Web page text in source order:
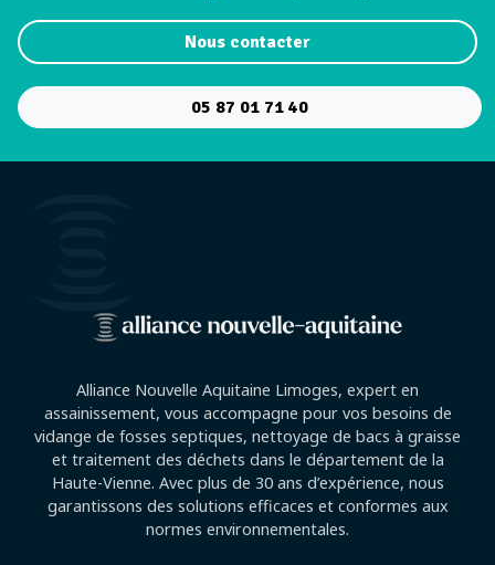
Nous contacter
05 87 01 71 40
Alliance Nouvelle Aquitaine Limoges, expert en
assainissement, vous accompagne pour vos besoins de
vidange de fosses septiques, nettoyage de bacs à graisse
et traitement des déchets dans le département de la
Haute-Vienne. Avec plus de 30 ans d’expérience, nous
garantissons des solutions efficaces et conformes aux
normes environnementales.